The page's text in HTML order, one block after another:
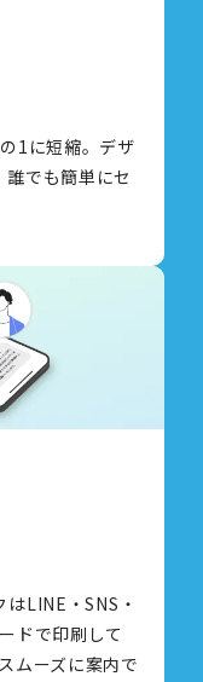
1に短縮。デザ
でも簡単にセ
LINE・SNS・
ドで印刷して
ムーズに案内で